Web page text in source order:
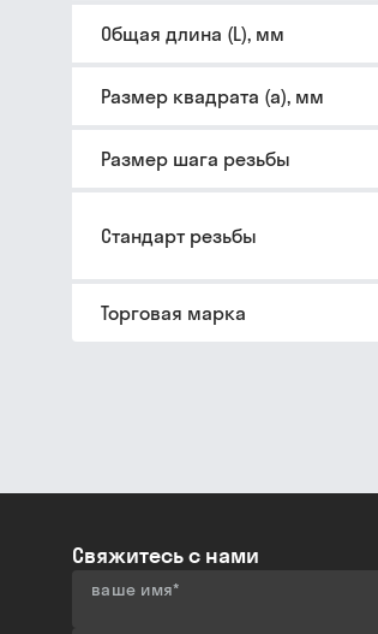
Общая длина (L), мм
Размер квадрата (a), мм
Размер шага резьбы
Стандарт резьбы
Торговая марка
Свяжитесь с нами
ваше имя*